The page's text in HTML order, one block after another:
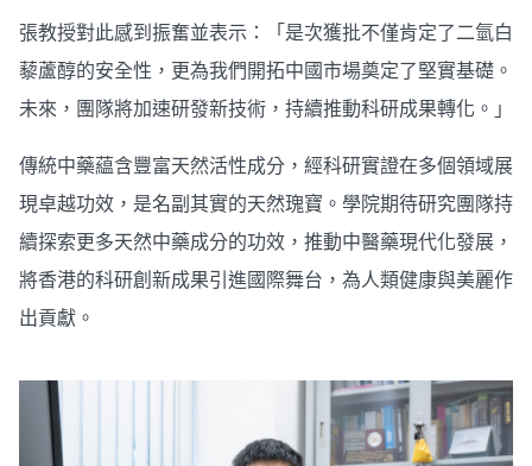
張教授對此感到振奮並表示：「是次獲批不僅肯定了二氫白
藜蘆醇的安全性，更為我們開拓中國市場奠定了堅實基礎。
未來，團隊將加速研發新技術，持續推動科研成果轉化。」
傳統中藥藴含豐富天然活性成分，經科研實證在多個領域展
現卓越功效，是名副其實的天然瑰寶。學院期待研究團隊持
續探索更多天然中藥成分的功效，推動中醫藥現代化發展，
將香港的科研創新成果引進國際舞台，為人類健康與美麗作
出貢獻。